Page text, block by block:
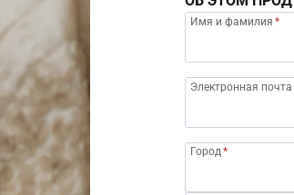
Имя и фамилия *
Электронная почта
Город*